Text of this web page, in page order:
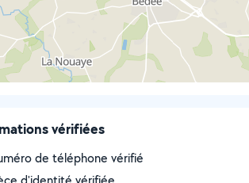
vérifiées
de téléphone vérifié